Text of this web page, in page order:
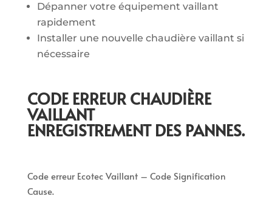
Dépanner votre équipement vaillant
rapidement
Installer une nouvelle chaudière vaillant si
nécessaire
CODE ERREUR CHAUDIÈRE
VAILLANT
ENREGISTREMENT DES PANNES.
Code erreur Ecotec Vaillant – Code Signification
Cause.